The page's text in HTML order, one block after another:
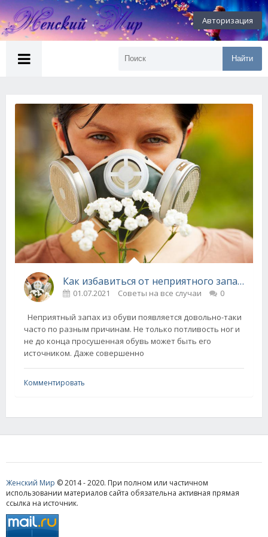
Авторизация
Найти
Как избавиться от неприятного запаха из обуви
01.07.2021 Советы на все случаи 0
Неприятный запах из обуви появляется довольно-таки
часто по разным причинам. Не только потливость ног и
не до конца просушенная обувь может быть его
источником. Даже совершенно
Комментировать
Женский Мир © 2014 - 2020. При полном или частичном
использовании материалов сайта обязательна активная прямая
ссылка на источник.